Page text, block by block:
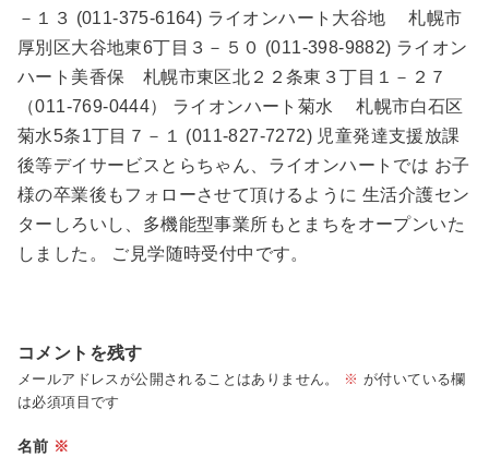
－１３ (011-375-6164) ライオンハート大谷地 札幌市
厚別区大谷地東6丁目３－５０ (011-398-9882) ライオン
ハート美香保 札幌市東区北２２条東３丁目１－２７
（011-769-0444） ライオンハート菊水 札幌市白石区
菊水5条1丁目７－１ (011-827-7272) 児童発達支援放課
後等デイサービスとらちゃん、ライオンハートでは お子
様の卒業後もフォローさせて頂けるように 生活介護セン
ターしろいし、多機能型事業所もとまちをオープンいた
しました。 ご見学随時受付中です。
コメントを残す
メールアドレスが公開されることはありません。 ※ が付いている欄
は必須項目です
名前 ※